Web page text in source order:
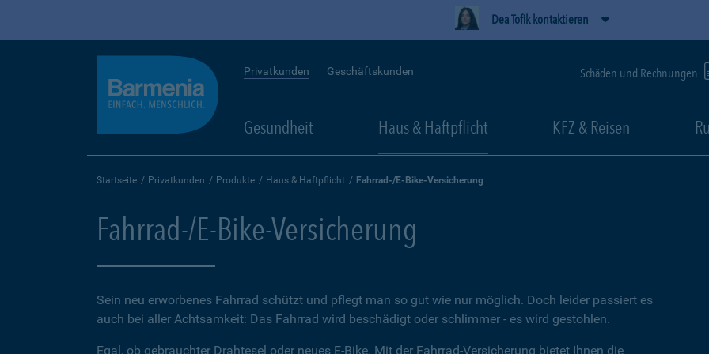
Dea Tofik kontaktieren
Privatkunden Geschäftskunden Schäden und Rechnungen
Gesundheit Haus & Haftpflicht KFZ & Reisen
Startseite Privatkunden Produkte Haus & Haftpflicht Fahrrad-/E-Bike-Versicherung
Fahrrad-/E-Bike-Versicherung
Sein neu erworbenes Fahrrad schützt und pflegt man so gut wie nur möglich. Doch leider passiert es
auch bei aller Achtsamkeit: Das Fahrrad wird beschädigt oder schlimmer - es wird gestohlen.
Egal, ob gebrauchter Drahtesel oder neues E-Bike. Mit der Fahrrad-Versicherung bietet Ihnen die